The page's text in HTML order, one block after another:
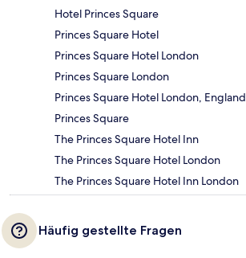
Hotel Princes Square
Princes Square Hotel
Princes Square Hotel London
Princes Square London
Princes Square Hotel London, England
Princes Square
The Princes Square Hotel Inn
The Princes Square Hotel London
The Princes Square Hotel Inn London
Häufig gestellte Fragen